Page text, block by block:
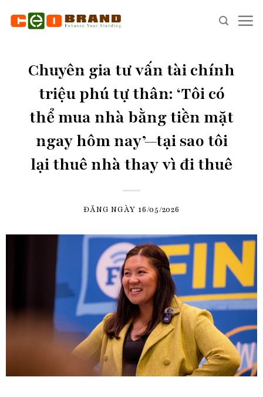
Chuyên gia tư vấn tài chính
triệu phú tự thân: ‘Tôi có
thể mua nhà bằng tiền mặt
ngay hôm nay’—tại sao tôi
lại thuê nhà thay vì đi thuê
ĐĂNG NGÀY 16/05/2026